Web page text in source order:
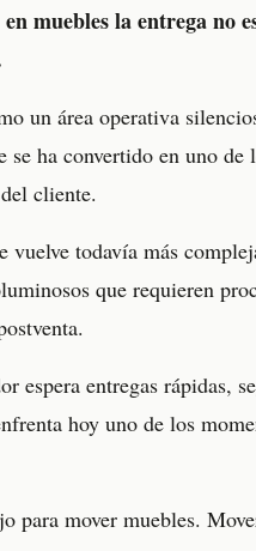
muebles la entrega no
un área operativa
ha convertido en uno
cliente.
vuelve todavía más
que requieren
espera entregas rápidas,
hoy uno de los
para mover muebles.